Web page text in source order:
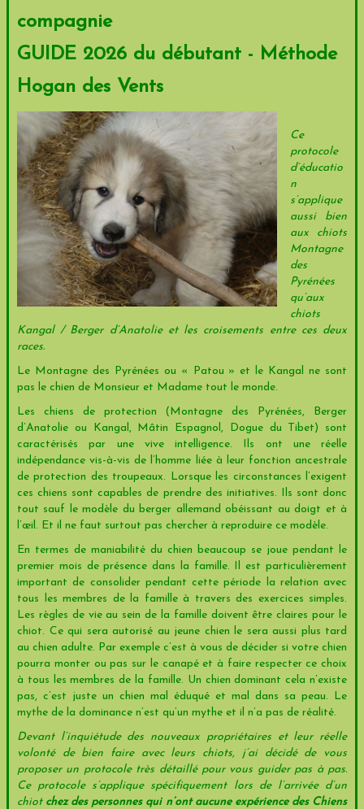
compagnie
GUIDE 2026 du débutant - Méthode
Hogan des Vents
Ce
protocole
d’éducatio
n
s’applique
aussi bien
aux chiots
Montagne
des
Pyrénées
qu’aux
chiots
Kangal / Berger d’Anatolie et les croisements entre ces deux
races.
Le Montagne des Pyrénées ou « Patou » et le Kangal ne sont
pas le chien de Monsieur et Madame tout le monde.
Les chiens de protection (Montagne des Pyrénées, Berger
d’Anatolie ou Kangal, Mâtin Espagnol, Dogue du Tibet) sont
caractérisés par une vive intelligence. Ils ont une réelle
indépendance vis-à-vis de l’homme liée à leur fonction ancestrale
de protection des troupeaux. Lorsque les circonstances l’exigent
ces chiens sont capables de prendre des initiatives. Ils sont donc
tout sauf le modèle du berger allemand obéissant au doigt et à
l’œil. Et il ne faut surtout pas chercher à reproduire ce modèle.
En termes de maniabilité du chien beaucoup se joue pendant le
premier mois de présence dans la famille. Il est particulièrement
important de consolider pendant cette période la relation avec
tous les membres de la famille à travers des exercices simples.
Les règles de vie au sein de la famille doivent être claires pour le
chiot. Ce qui sera autorisé au jeune chien le sera aussi plus tard
au chien adulte. Par exemple c’est à vous de décider si votre chien
pourra monter ou pas sur le canapé et à faire respecter ce choix
à tous les membres de la famille. Un chien dominant cela n’existe
pas, c’est juste un chien mal éduqué et mal dans sa peau. Le
mythe de la dominance n’est qu’un mythe et il n’a pas de réalité.
Devant l’inquiétude des nouveaux propriétaires et leur réelle
volonté de bien faire avec leurs chiots, j’ai décidé de vous
proposer un protocole très détaillé pour vous guider pas à pas.
Ce protocole s’applique spécifiquement lors de l’arrivée d’un
chiot chez des personnes qui n’ont aucune expérience des Chiens